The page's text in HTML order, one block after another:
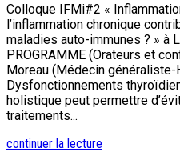
Colloque IFMi#2 «
l’inflammation chronique
maladies auto-immunes ? » à
PROGRAMME (Orateurs et
Moreau (Médecin
Dysfonctionnements
holistique peut permettre
traitements...
continuer la lecture